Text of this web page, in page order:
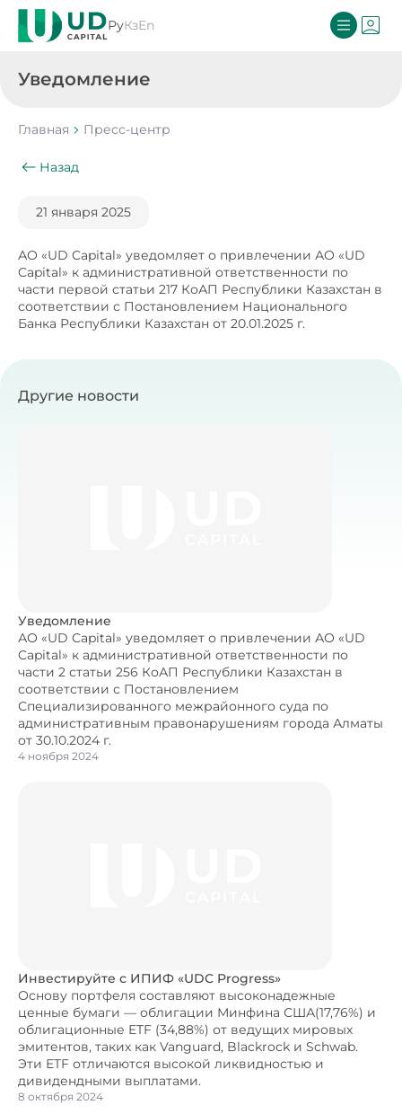
РуКзEn
Уведомление
Главная Пресс-центр
Назад
21 января 2025
АО «UD Capital» уведомляет о привлечении АО «UD
Capital» к административной ответственности по
части первой статьи 217 КоАП Республики Казахстан в
соответствии с Постановлением Национального
Банка Республики Казахстан от 20.01.2025 г.
Другие новости
Уведомление
АО «UD Capital» уведомляет о привлечении АО «UD
Capital» к административной ответственности по
части 2 статьи 256 КоАП Республики Казахстан в
соответствии с Постановлением
Специализированного межрайонного суда по
административным правонарушениям города Алматы
от 30.10.2024 г.
4 ноября 2024
Инвестируйте с ИПИФ «UDC Progress»
Основу портфеля составляют высоконадежные
ценные бумаги — облигации Минфина США(17,76%) и
облигационные ETF (34,88%) от ведущих мировых
эмитентов, таких как Vanguard, Blackrock и Schwab.
Эти ETF отличаются высокой ликвидностью и
дивидендными выплатами.
8 октября 2024